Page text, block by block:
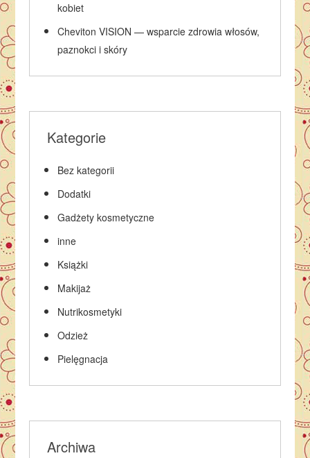
kobiet
Cheviton VISION — wsparcie zdrowia włosów,
paznokci i skóry
Kategorie
Bez kategorii
Dodatki
Gadżety kosmetyczne
inne
Książki
Makijaż
Nutrikosmetyki
Odzież
Pielęgnacja
Archiwa